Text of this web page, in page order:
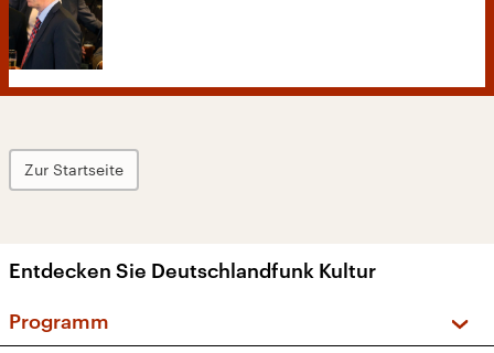
Zur Startseite
Entdecken Sie Deutschlandfunk Kultur
Programm